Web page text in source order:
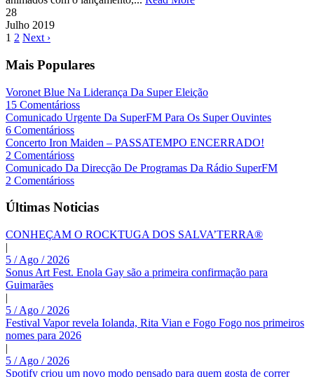
28
Julho 2019
1 2 Next ›
Mais Populares
Voronet Blue Na Liderança Da Super Eleição
15 Comentárioss
Comunicado Urgente Da SuperFM Para Os Super Ouvintes
6 Comentárioss
Concerto Iron Maiden – PASSATEMPO ENCERRADO!
2 Comentárioss
Comunicado Da Direcção De Programas Da Rádio SuperFM
2 Comentárioss
Últimas Noticias
CONHEÇAM O ROCKTUGA DOS SALVA’TERRA®
|
5 / Ago / 2026
Sonus Art Fest. Enola Gay são a primeira confirmação para
Guimarães
|
5 / Ago / 2026
Festival Vapor revela Iolanda, Rita Vian e Fogo Fogo nos primeiros
nomes para 2026
|
5 / Ago / 2026
Spotify criou um novo modo pensado para quem gosta de correr